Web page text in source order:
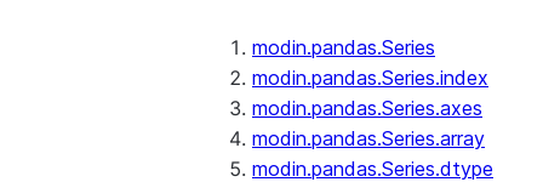
modin.pandas.Series
modin.pandas.Series.index
modin.pandas.Series.axes
modin.pandas.Series.array
modin.pandas.Series.dtype